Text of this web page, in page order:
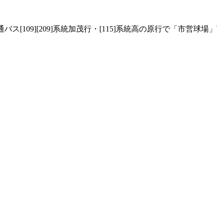
ス[109][209]系統加茂行・[115]系統高の原行で「市営球場